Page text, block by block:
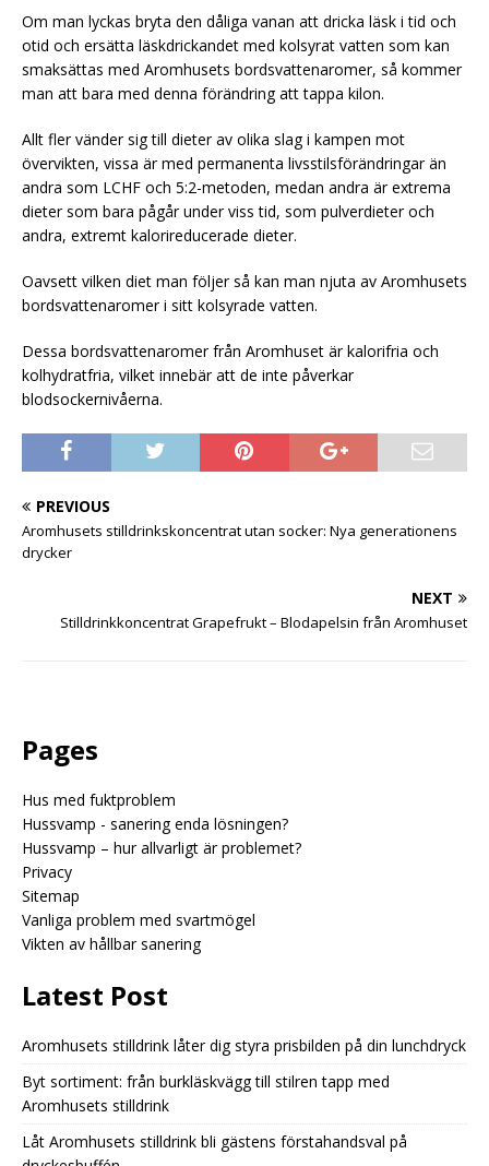
Om man lyckas bryta den dåliga vanan att dricka läsk i tid och
otid och ersätta läskdrickandet med kolsyrat vatten som kan
smaksättas med Aromhusets bordsvattenaromer, så kommer
man att bara med denna förändring att tappa kilon.
Allt fler vänder sig till dieter av olika slag i kampen mot
övervikten, vissa är med permanenta livsstilsförändringar än
andra som LCHF och 5:2-metoden, medan andra är extrema
dieter som bara pågår under viss tid, som pulverdieter och
andra, extremt kalorireducerade dieter.
Oavsett vilken diet man följer så kan man njuta av Aromhusets
bordsvattenaromer i sitt kolsyrade vatten.
Dessa bordsvattenaromer från Aromhuset är kalorifria och
kolhydratfria, vilket innebär att de inte påverkar
blodsockernivåerna.
PREVIOUS
Aromhusets stilldrinkskoncentrat utan socker: Nya generationens
drycker
NEXT
Stilldrinkkoncentrat Grapefrukt – Blodapelsin från Aromhuset
Pages
Hus med fuktproblem
Hussvamp - sanering enda lösningen?
Hussvamp – hur allvarligt är problemet?
Privacy
Sitemap
Vanliga problem med svartmögel
Vikten av hållbar sanering
Latest Post
Aromhusets stilldrink låter dig styra prisbilden på din lunchdryck
Byt sortiment: från burkläskvägg till stilren tapp med
Aromhusets stilldrink
Låt Aromhusets stilldrink bli gästens förstahandsval på